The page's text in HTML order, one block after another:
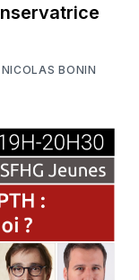
NICOLAS BONIN